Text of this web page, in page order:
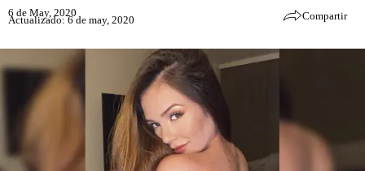
6 de May, 2020
Actualizado: 6 de may, 2020 Compartir